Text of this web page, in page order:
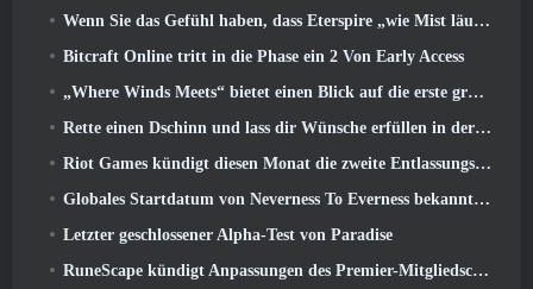
Wenn Sie das Gefühl haben, dass Eterspire „wie Mist läuft“, Der Creative Director sagt, dass dies nicht mehr der Fall sei
Bitcraft Online tritt in die Phase ein 2 Von Early Access
„Where Winds Meets“ bietet einen Blick auf die erste große Erweiterung im Hexi-Livestream
Rette einen Dschinn und lass dir Wünsche erfüllen in der Mirage League von Path Of Exile
Riot Games kündigt diesen Monat die zweite Entlassungsserie an
Globales Startdatum von Neverness To Everness bekannt gegeben
Letzter geschlossener Alpha-Test von Paradise
RuneScape kündigt Anpassungen des Premier-Mitgliedschaftsmodells an, um den jüngsten Änderungen am MMORPG Rechnung zu tragen